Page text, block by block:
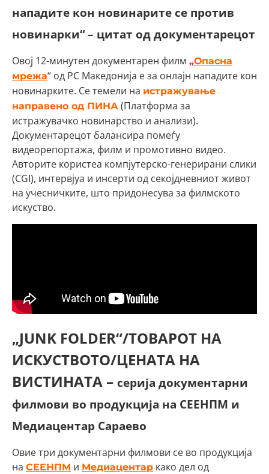
нападите кон новинарите се против
новинарки“ – цитат од документарецот
Овој 12-минутен документарен филм „Опасна
мрежа“ од РС Македонија е за онлајн нападите кон
новинарките. Се темели на истражување
направено од ПИНА (Платформа за
истражувачко новинарство и анализи).
Документарецот балансира помеѓу
видеорепортажа, филм и промотивно видео.
Авторите користеа компјутерско-генерирани слики
(CGI), интервјуа и инсерти од секојдневниот живот
на учесничките, што придонесува за филмското
искуство.
„JUNK FOLDER“/ТОВАРОТ НА
ИСКУСТВОТО/ЦЕНАТА НА
ВИСТИНАТА – серија документарни
филмови во продукција на СЕЕНПМ и
Медиацентар Сараево
Овие три документарни филмови се во продукција
на СЕЕНПМ и Медиацентар како дел од